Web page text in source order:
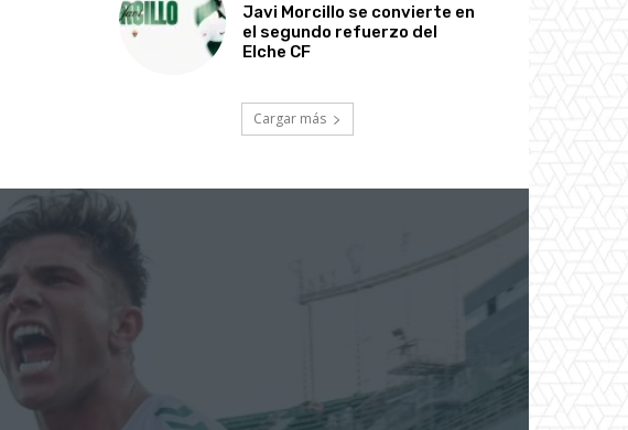
Javi Morcillo se convierte en
el segundo refuerzo del
Elche CF
Cargar más